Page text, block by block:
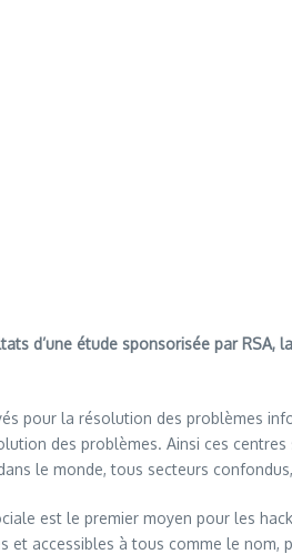
d’une étude sponsorisée par
pour la résolution des problèmes
des problèmes. Ainsi ces
le monde, tous secteurs
le premier moyen pour les
et accessibles à tous comme le